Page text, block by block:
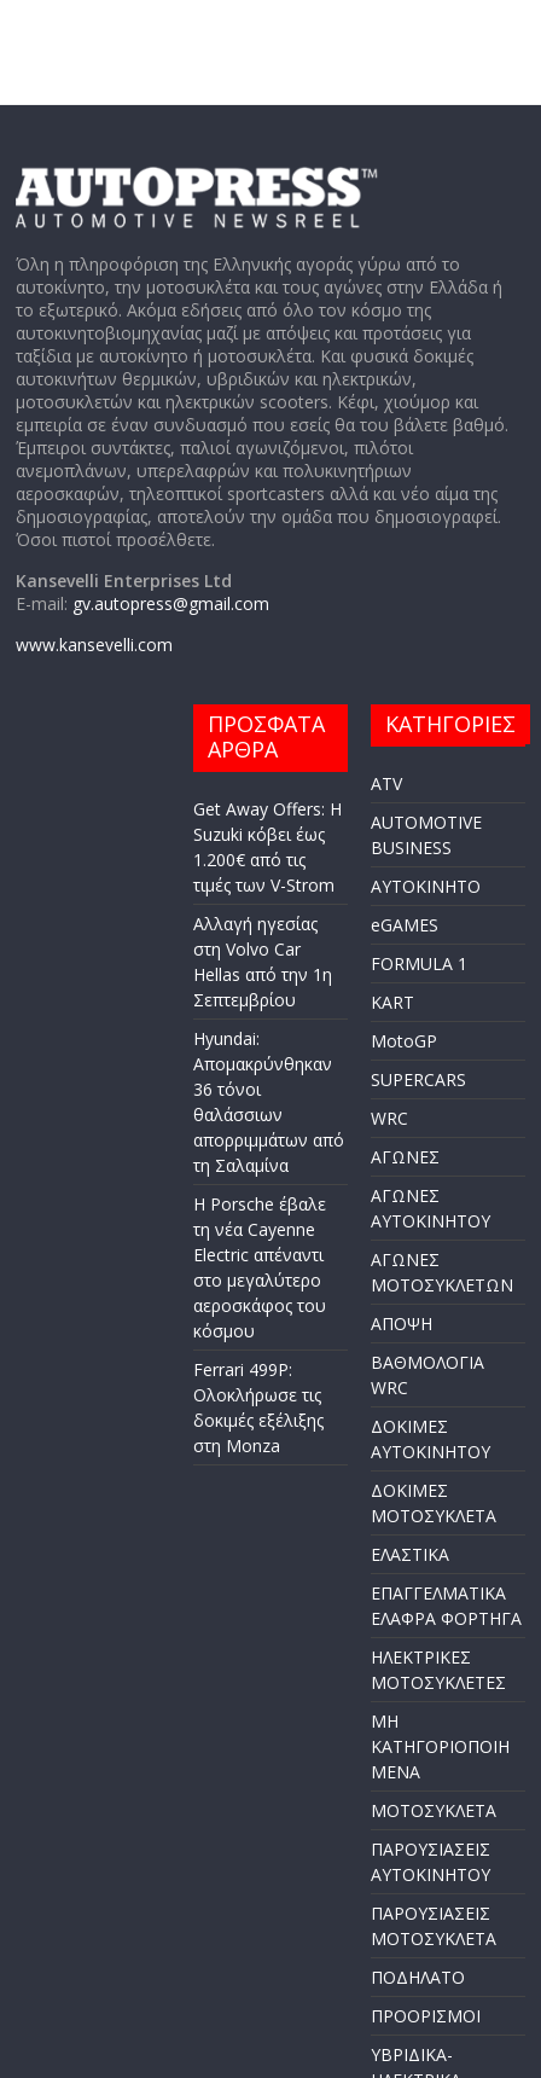
Όλη η πληροφόριση της Ελληνικής αγοράς γύρω από το
αυτοκίνητο, την μοτοσυκλέτα και τους αγώνες στην Ελλάδα ή
το εξωτερικό. Ακόμα εδήσεις από όλο τον κόσμο της
αυτοκινητοβιομηχανίας μαζί με απόψεις και προτάσεις για
ταξίδια με αυτοκίνητο ή μοτοσυκλέτα. Και φυσικά δοκιμές
αυτοκινήτων θερμικών, υβριδικών και ηλεκτρικών,
μοτοσυκλετών και ηλεκτρικών scooters. Κέφι, χιούμορ και
εμπειρία σε έναν συνδυασμό που εσείς θα του βάλετε βαθμό.
Έμπειροι συντάκτες, παλιοί αγωνιζόμενοι, πιλότοι
ανεμοπλάνων, υπερελαφρών και πολυκινητήριων
αεροσκαφών, τηλεοπτικοί sportcasters αλλά και νέο αίμα της
δημοσιογραφίας, αποτελούν την ομάδα που δημοσιογραφεί.
Όσοι πιστοί προσέλθετε.
Kansevelli Enterprises Ltd
E-mail: gv.autopress@gmail.com
www.kansevelli.com
ΠΡΟΣΦΑΤΑ
ΑΡΘΡΑ
Get Away Offers: Η
Suzuki κόβει έως
1.200€ από τις
τιμές των V-Strom
Αλλαγή ηγεσίας
στη Volvo Car
Hellas από την 1η
Σεπτεμβρίου
Hyundai:
Απομακρύνθηκαν
36 τόνοι
θαλάσσιων
απορριμμάτων από
τη Σαλαμίνα
Η Porsche έβαλε
τη νέα Cayenne
Electric απέναντι
στο μεγαλύτερο
αεροσκάφος του
κόσμου
Ferrari 499P:
Ολοκλήρωσε τις
δοκιμές εξέλιξης
στη Monza
ΚΑΤΗΓΟΡΙΕΣ
ATV
AUTOMOTIVE
BUSINESS
AYTOKINHTO
eGAMES
FORMULA 1
KART
MotoGP
SUPERCARS
WRC
ΑΓΩΝΕΣ
ΑΓΩΝΕΣ
AYTOKINHTOY
ΑΓΩΝΕΣ
ΜΟΤΟΣΥΚΛΕΤΩΝ
ΑΠΟΨΗ
ΒΑΘΜΟΛΟΓΙΑ
WRC
ΔΟΚΙΜΕΣ
ΑΥΤΟΚΙΝΗΤΟΥ
ΔΟΚΙΜΕΣ
ΜΟΤΟΣΥΚΛΕΤΑ
ΕΛΑΣΤΙΚΑ
ΕΠΑΓΓΕΛΜΑΤΙΚΑ
ΕΛΑΦΡΑ ΦΟΡΤΗΓΑ
ΗΛΕΚΤΡΙΚΕΣ
ΜΟΤΟΣΥΚΛΕΤΕΣ
ΜΗ
ΚΑΤΗΓΟΡΙΟΠΟΙΗ
ΜΕΝΑ
ΜΟΤΟΣΥΚΛΕΤΑ
ΠΑΡΟΥΣΙΑΣΕΙΣ
ΑΥΤΟΚΙΝΗΤΟΥ
ΠΑΡΟΥΣΙΑΣΕΙΣ
ΜΟΤΟΣΥΚΛΕΤΑ
ΠΟΔΗΛΑΤΟ
ΠΡΟΟΡΙΣΜΟΙ
ΥΒΡΙΔΙΚΑ-